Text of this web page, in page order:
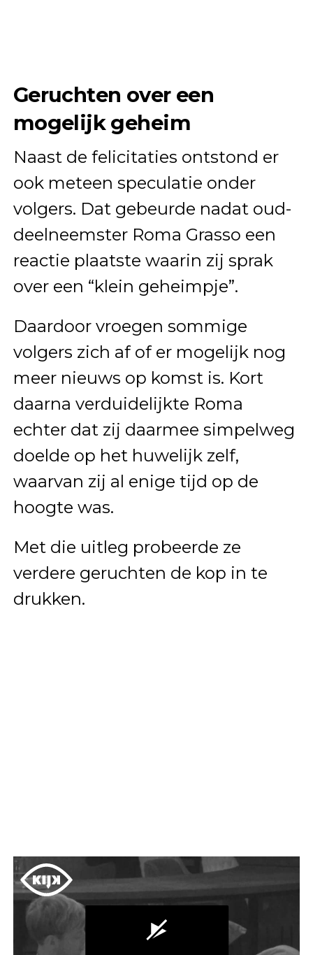
Geruchten over een
mogelijk geheim
Naast de felicitaties ontstond er
ook meteen speculatie onder
volgers. Dat gebeurde nadat oud-
deelneemster Roma Grasso een
reactie plaatste waarin zij sprak
over een “klein geheimpje”.
Daardoor vroegen sommige
volgers zich af of er mogelijk nog
meer nieuws op komst is. Kort
daarna verduidelijkte Roma
echter dat zij daarmee simpelweg
doelde op het huwelijk zelf,
waarvan zij al enige tijd op de
hoogte was.
Met die uitleg probeerde ze
verdere geruchten de kop in te
drukken.